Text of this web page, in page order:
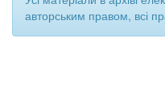
авторським правом, всі